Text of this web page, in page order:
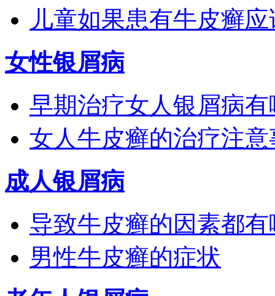
儿童如果患有牛皮癣应
女性银屑病
早期治疗女人银屑病有
女人牛皮癣的治疗注意
成人银屑病
导致牛皮癣的因素都有
男性牛皮癣的症状